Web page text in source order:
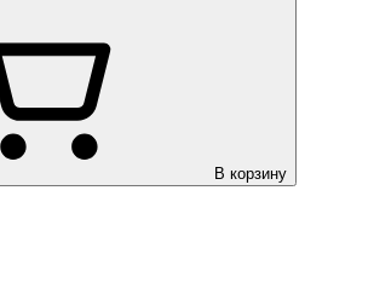
В корзину